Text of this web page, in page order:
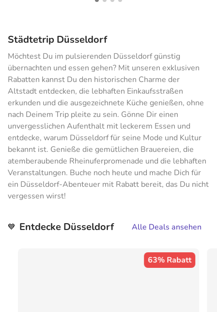
Städtetrip Düsseldorf
Möchtest Du im pulsierenden Düsseldorf günstig
übernachten und essen gehen? Mit unseren exklusiven
Rabatten kannst Du den historischen Charme der
Altstadt entdecken, die lebhaften Einkaufsstraßen
erkunden und die ausgezeichnete Küche genießen, ohne
nach Deinem Trip pleite zu sein. Gönne Dir einen
unvergesslichen Aufenthalt mit leckerem Essen und
entdecke, warum Düsseldorf für seine Mode und Kultur
bekannt ist. Genieße die gemütlichen Brauereien, die
atemberaubende Rheinuferpromenade und die lebhaften
Veranstaltungen. Buche noch heute und mache Dich für
ein Düsseldorf-Abenteuer mit Rabatt bereit, das Du nicht
vergessen wirst!
💙 Entdecke Düsseldorf Alle Deals ansehen
63% Rabatt